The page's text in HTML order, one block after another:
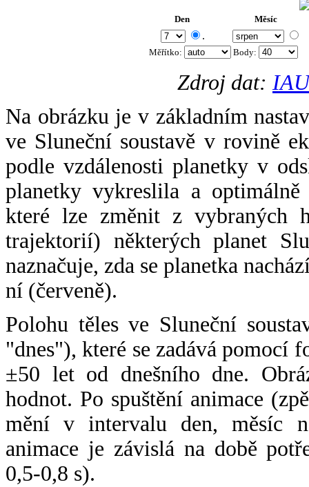
Den Měsíc
.
Měřítko: Body:
Zdroj dat:
Na obrázku je v základním
ve Sluneční soustavě v rovině
podle vzdálenosti planetky v
planetky vykreslila a
které lze změnit z vybraných
trajektorií) některých planet
naznačuje, zda se planetka
ní (červeně).
Polohu těles ve Sluneční
"dnes"), které se zadává pomocí
±50 let od dnešního dne.
hodnot. Po spuštění animace
mění v intervalu den, měsíc
animace je závislá na době
0,5-0,8 s).